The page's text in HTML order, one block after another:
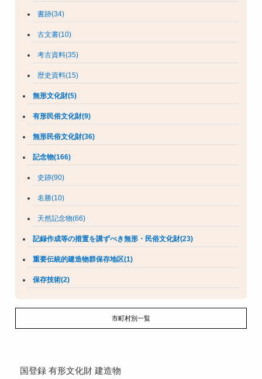
書跡(34)
古文書(10)
考古資料(35)
歴史資料(15)
無形文化財(5)
有形民俗文化財(9)
無形民俗文化財(36)
記念物(166)
史跡(90)
名勝(10)
天然記念物(66)
記録作成等の措置を講ずべき無形・民俗文化財(23)
重要伝統的建造物群保存地区(1)
保存技術(2)
市町村別一覧
国登録 有形文化財 建造物